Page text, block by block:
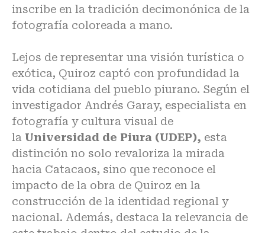
inscribe en la tradición decimonónica de la
fotografía coloreada a mano.
Lejos de representar una visión turística o
exótica, Quiroz captó con profundidad la
vida cotidiana del pueblo piurano. Según el
investigador Andrés Garay, especialista en
fotografía y cultura visual de
la Universidad de Piura (UDEP), esta
distinción no solo revaloriza la mirada
hacia Catacaos, sino que reconoce el
impacto de la obra de Quiroz en la
construcción de la identidad regional y
nacional. Además, destaca la relevancia de